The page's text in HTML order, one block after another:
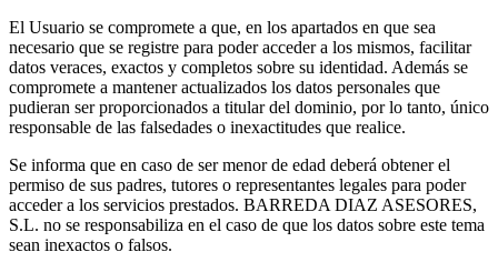
El Usuario se compromete a que, en los apartados en que sea
necesario que se registre para poder acceder a los mismos, facilitar
datos veraces, exactos y completos sobre su identidad. Además se
compromete a mantener actualizados los datos personales que
pudieran ser proporcionados a titular del dominio, por lo tanto, único
responsable de las falsedades o inexactitudes que realice.
Se informa que en caso de ser menor de edad deberá obtener el
permiso de sus padres, tutores o representantes legales para poder
acceder a los servicios prestados. BARREDA DIAZ ASESORES,
S.L. no se responsabiliza en el caso de que los datos sobre este tema
sean inexactos o falsos.